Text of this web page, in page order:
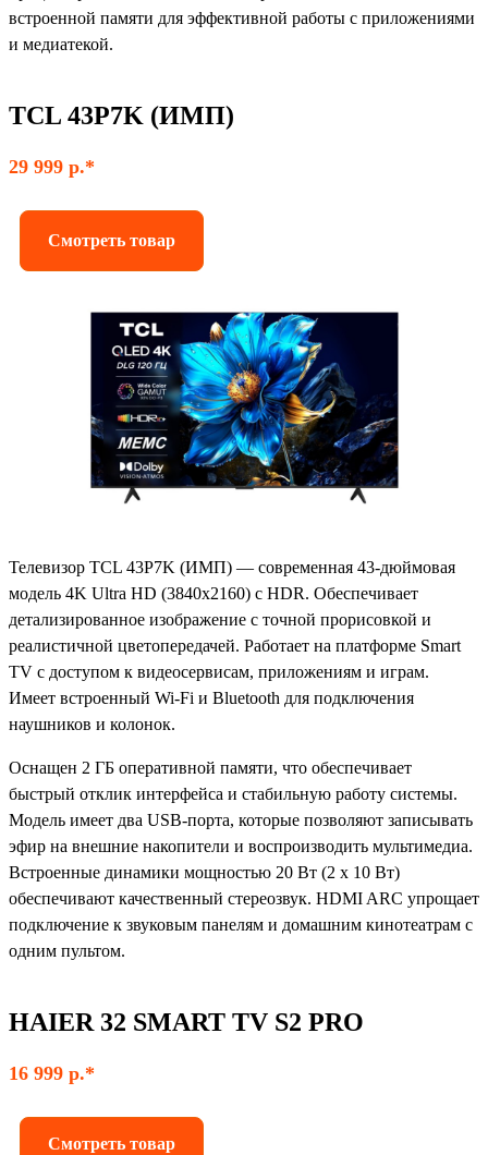
встроенной памяти для эффективной работы с приложениями
и медиатекой.
TCL 43P7K (ИМП)
29 999 р.*
Смотреть товар
Телевизор TCL 43P7K (ИМП) — современная 43-дюймовая
модель 4K Ultra HD (3840x2160) с HDR. Обеспечивает
детализированное изображение с точной прорисовкой и
реалистичной цветопередачей. Работает на платформе Smart
TV с доступом к видеосервисам, приложениям и играм.
Имеет встроенный Wi-Fi и Bluetooth для подключения
наушников и колонок.
Оснащен 2 ГБ оперативной памяти, что обеспечивает
быстрый отклик интерфейса и стабильную работу системы.
Модель имеет два USB-порта, которые позволяют записывать
эфир на внешние накопители и воспроизводить мультимедиа.
Встроенные динамики мощностью 20 Вт (2 x 10 Вт)
обеспечивают качественный стереозвук. HDMI ARC упрощает
подключение к звуковым панелям и домашним кинотеатрам с
одним пультом.
HAIER 32 SMART TV S2 PRO
16 999 р.*
Смотреть товар